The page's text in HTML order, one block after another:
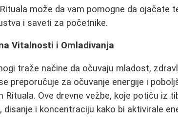
može da vam pomogne da ojačate
i saveti za početnike.
Vitalnosti i Omladivanja
traže načine da očuvaju mladost,
preporučuje za očuvanje energije i
Rituala. Ove drevne vežbe, koje potiču iz
disanje i koncentraciju kako bi aktivirale